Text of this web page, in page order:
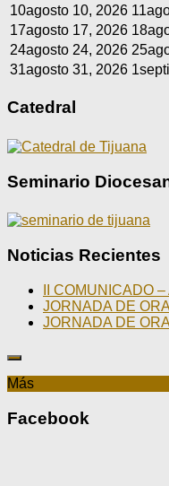
10agosto 10, 2026 11
17agosto 17, 2026 18
24agosto 24, 2026 25
31agosto 31, 2026 1
Catedral
Seminario
Noticias Recientes
II COMUNICADO
JORNADA DE
JORNADA DE
Más
Facebook